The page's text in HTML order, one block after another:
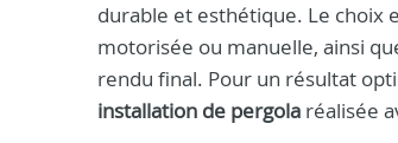
durable et esthétique. Le choix
motorisée ou manuelle, ainsi
rendu final. Pour un résultat
installation de pergola réalisée